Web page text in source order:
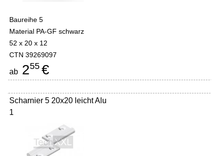
Baureihe 5
Material PA-GF schwarz
52 x 20 x 12
CTN 39269097
ab 255 €
Scharnier 5 20x20 leicht Alu
1